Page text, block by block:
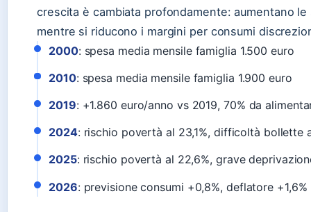
crescita è cambiata profondamente: aumentano
mentre si riducono i margini per consumi
2000: spesa media mensile famiglia 1.500 euro
2010: spesa media mensile famiglia 1.900 euro
2019: +1.860 euro/anno vs 2019, 70% da
2024: rischio povertà al 23,1%, difficoltà bollette
2025: rischio povertà al 22,6%, grave
2026: previsione consumi +0,8%, deflatore +1,6%